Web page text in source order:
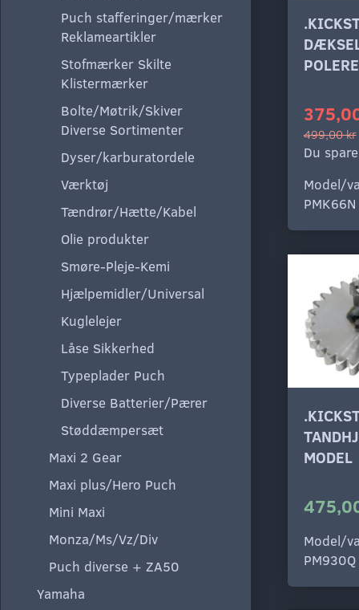
Puch stafferinger/mærker
Reklameartikler
Stofmærker Skilte
Klistermærker
Bolte/Møtrik/Skiver
Diverse Sortimenter
Dyser/karburatordele
Værktøj
Tændrør/Hætte/Kabel
Olie produkter
Smøre-Pleje-Kemi
Hjælpemidler/Universal
Kuglelejer
Låse Sikkerhed
Typeplader Puch
Diverse Batterier/Pærer
Støddæmpersæt
Maxi 2 Gear
Maxi plus/Hero Puch
Mini Maxi
Monza/Ms/Vz/Div
Puch diverse + ZA50
Yamaha
499,00 kr
Du
Model/
PMK66N
MODEL
Model/
PM930Q